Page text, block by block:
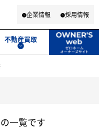
企業情報 採用情報
不動産買取
一覧です